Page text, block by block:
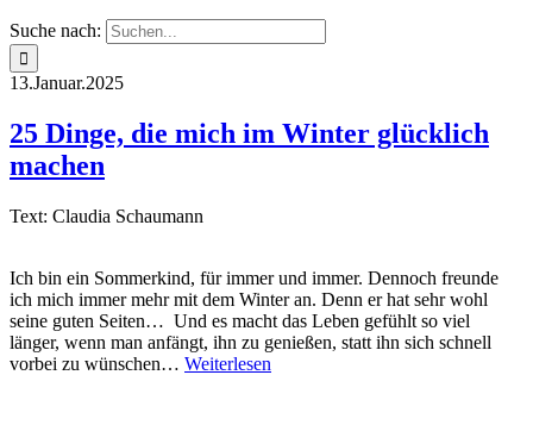
Suche nach:
13.Januar.2025
25 Dinge, die mich im Winter glücklich
machen
Text: Claudia Schaumann
Ich bin ein Sommerkind, für immer und immer. Dennoch freunde
ich mich immer mehr mit dem Winter an. Denn er hat sehr wohl
seine guten Seiten… Und es macht das Leben gefühlt so viel
länger, wenn man anfängt, ihn zu genießen, statt ihn sich schnell
vorbei zu wünschen… Weiterlesen